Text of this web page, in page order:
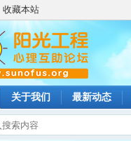
收藏本站
关于我们 最新动态